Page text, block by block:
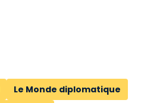
Le Monde diplomatique